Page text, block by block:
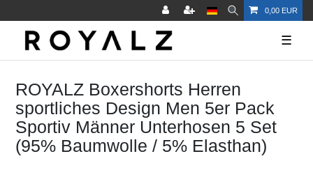
0,00 EUR
☰
ROYALZ Boxershorts Herren
sportliches Design Men 5er Pack
Sportiv Männer Unterhosen 5 Set
(95% Baumwolle / 5% Elasthan)